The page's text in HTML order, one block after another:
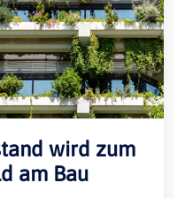
wird zum
am Bau